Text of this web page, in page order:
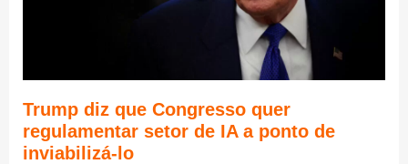
Trump diz que Congresso quer
regulamentar setor de IA a ponto de
inviabilizá-lo